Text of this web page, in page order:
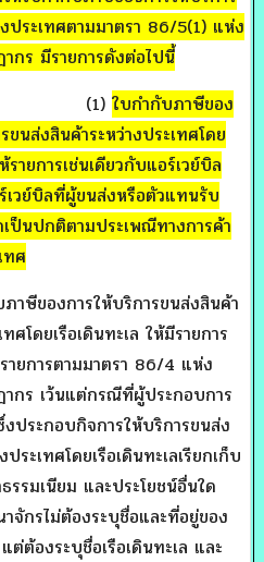
ประเทศตามมาตรา 86/5(1) แห่ง
กร มีรายการดังต่อไปนี้
ใบกำกับภาษีของ
ขนส่งสินค้าระหว่างประเทศโดย
รายการเช่นเดียวกับแอร์เวย์บิล
เวย์บิลที่ผู้ขนส่งหรือตัวแทนรับ
ป็นปกติตามประเพณีทางการค้า
ทศ
าษีของการให้บริการขนส่งสินค้า
ทศโดยเรือเดินทะเล ให้มีรายการ
ายการตามมาตรา 86/4 แห่ง
ากร เว้นแต่กรณีที่ผู้ประกอบการ
ประกอบกิจการให้บริการขนส่ง
ระเทศโดยเรือเดินทะเลเรียกเก็บ
รรมเนียม และประโยชน์อื่นใด
จักรไม่ต้องระบุชื่อและที่อยู่ของ
ต่ต้องระบุชื่อเรือเดินทะเล และ